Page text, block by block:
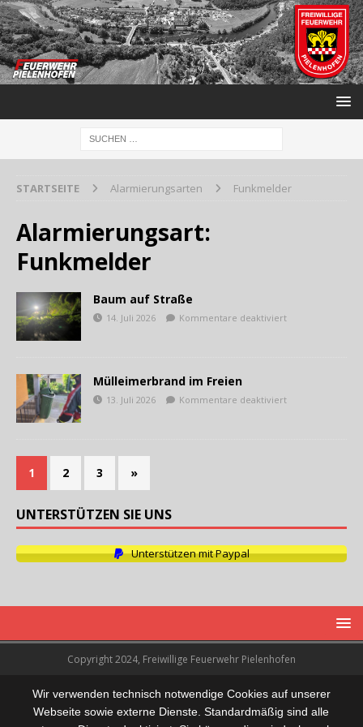
STARTSEITE Alarmierungsarten Funkmelder
Alarmierungsart:
Funkmelder
Baum auf Straße
14. Juli 2026 Kommentare deaktiviert
Mülleimerbrand im Freien
13. Juli 2026 Kommentare deaktiviert
1 2 3 »
UNTERSTÜTZEN SIE UNS
Unterstützen mit Paypal
Copyright 2024, Freiwillige Feuerwehr Pielenhofen
Wir verwenden technisch notwendige Cookies auf unserer
Webseite sowie externe Dienste. Standardmäßig sind alle